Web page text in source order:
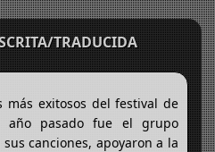
TRADUCIDA
más exitosos del festival de
año pasado fue el grupo
canciones, apoyaron a la